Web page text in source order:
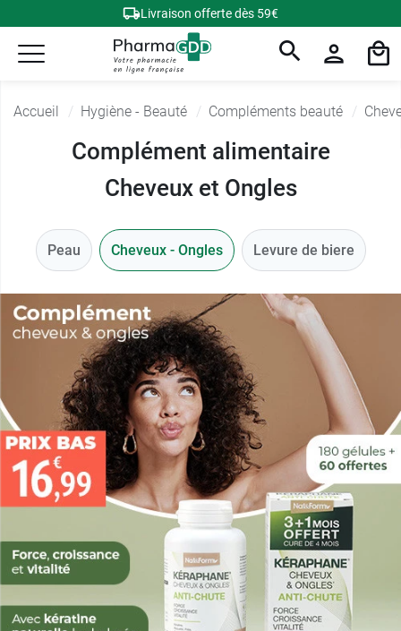
Livraison offerte dès 59€
Accueil Hygiène - Beauté Compléments beauté
Complément alimentaire
Cheveux et Ongles
Peau Cheveux - Ongles Levure de biere